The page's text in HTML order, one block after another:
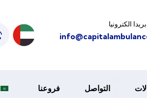
الكترونيا
التواصل فروعنا